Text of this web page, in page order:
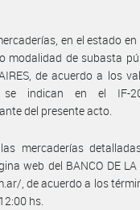
en el estado
modalidad de subasta
de acuerdo a los
indican en el IF-
del presente acto.
mercaderías
web del BANCO DE LA
, de acuerdo a los
hs.